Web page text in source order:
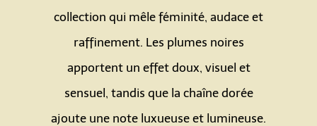
collection qui mêle féminité, audace et
raffinement. Les plumes noires
apportent un effet doux, visuel et
sensuel, tandis que la chaîne dorée
ajoute une note luxueuse et lumineuse.